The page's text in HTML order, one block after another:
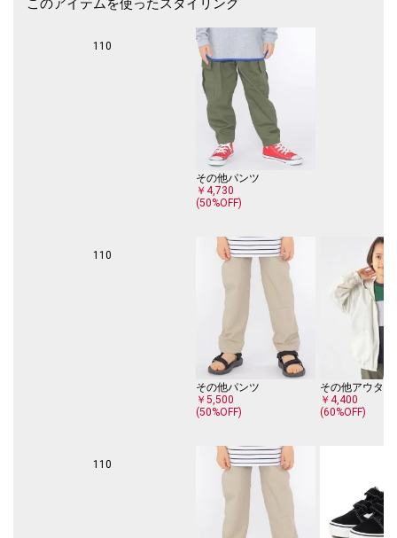
110
その他パンツ
￥4,730
(50%OFF)
110
その他パンツ
￥5,500
(50%OFF)
その他アウター
￥4,400
(60%OFF)
110